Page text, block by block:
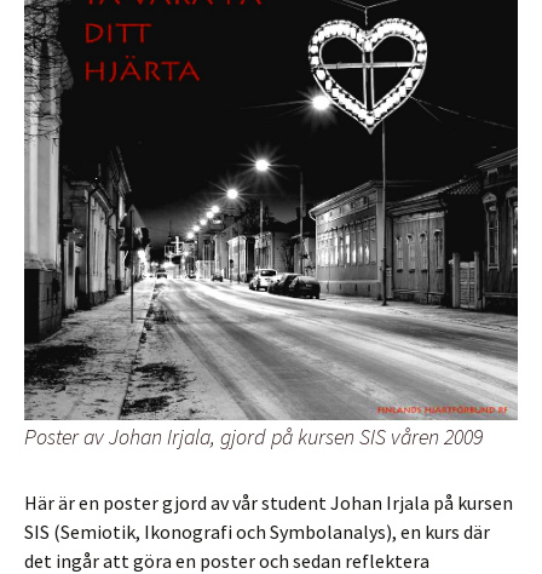
Poster av Johan Irjala, gjord på kursen SIS våren 2009
Här är en poster gjord av vår student Johan Irjala på kursen
SIS (Semiotik, Ikonografi och Symbolanalys), en kurs där
det ingår att göra en poster och sedan reflektera